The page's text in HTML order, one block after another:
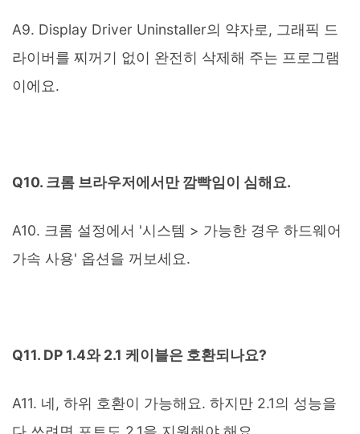
A9. Display Driver Uninstaller의 약자로, 그래픽 드
라이버를 찌꺼기 없이 완전히 삭제해 주는 프로그램
이에요.
Q10. 크롬 브라우저에서만 깜빡임이 심해요.
A10. 크롬 설정에서 '시스템 > 가능한 경우 하드웨어
가속 사용' 옵션을 꺼보세요.
Q11. DP 1.4와 2.1 케이블은 호환되나요?
A11. 네, 하위 호환이 가능해요. 하지만 2.1의 성능을